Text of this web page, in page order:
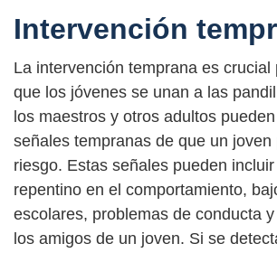
Intervención
La intervención temprana es crucial
que los jóvenes se unan a las
los maestros y otros adultos
señales tempranas de que un
riesgo. Estas señales pueden
repentino en el comportamiento,
escolares, problemas de conducta
los amigos de un joven. Si se